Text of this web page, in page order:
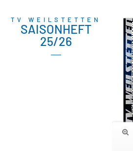
TV WEILSTETTEN
SAISONHEFT
25/26